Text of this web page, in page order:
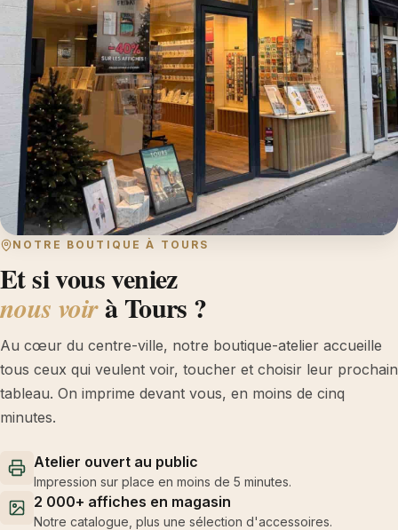
NOTRE BOUTIQUE À TOURS
Et si vous veniez
nous voirà Tours ?
Au cœur du centre-ville, notre boutique-atelier accueille
tous ceux qui veulent voir, toucher et choisir leur prochain
tableau. On imprime devant vous, en moins de cinq
minutes.
Atelier ouvert au public
Impression sur place en moins de 5 minutes.
2 000+ affiches en magasin
Notre catalogue, plus une sélection d'accessoires.